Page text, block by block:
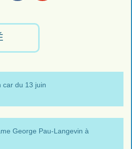
car du 13 juin
George Pau-Langevin à